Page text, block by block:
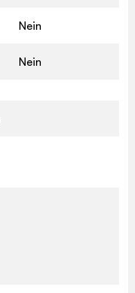
Nein
Nein